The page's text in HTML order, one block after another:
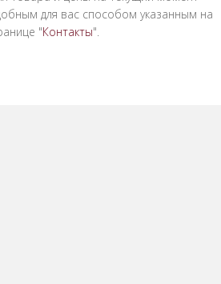
для вас способом указанным на
"Контакты".